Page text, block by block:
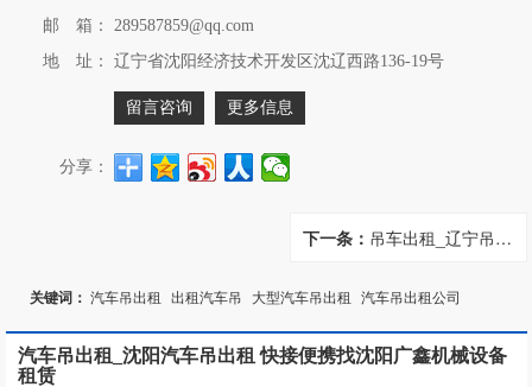
邮 箱：
289587859@qq.com
地 址：
辽宁省沈阳经济技术开发区沈辽西路136-19号
留言咨询 更多信息
分享：
下一条： 吊车出租_辽宁吊车出租 吊装租赁
关键词： 汽车吊出租 出租汽车吊 大型汽车吊出租 汽车吊出租公司
汽车吊出租_沈阳汽车吊出租 快接便携找沈阳广鑫机械设备
租赁